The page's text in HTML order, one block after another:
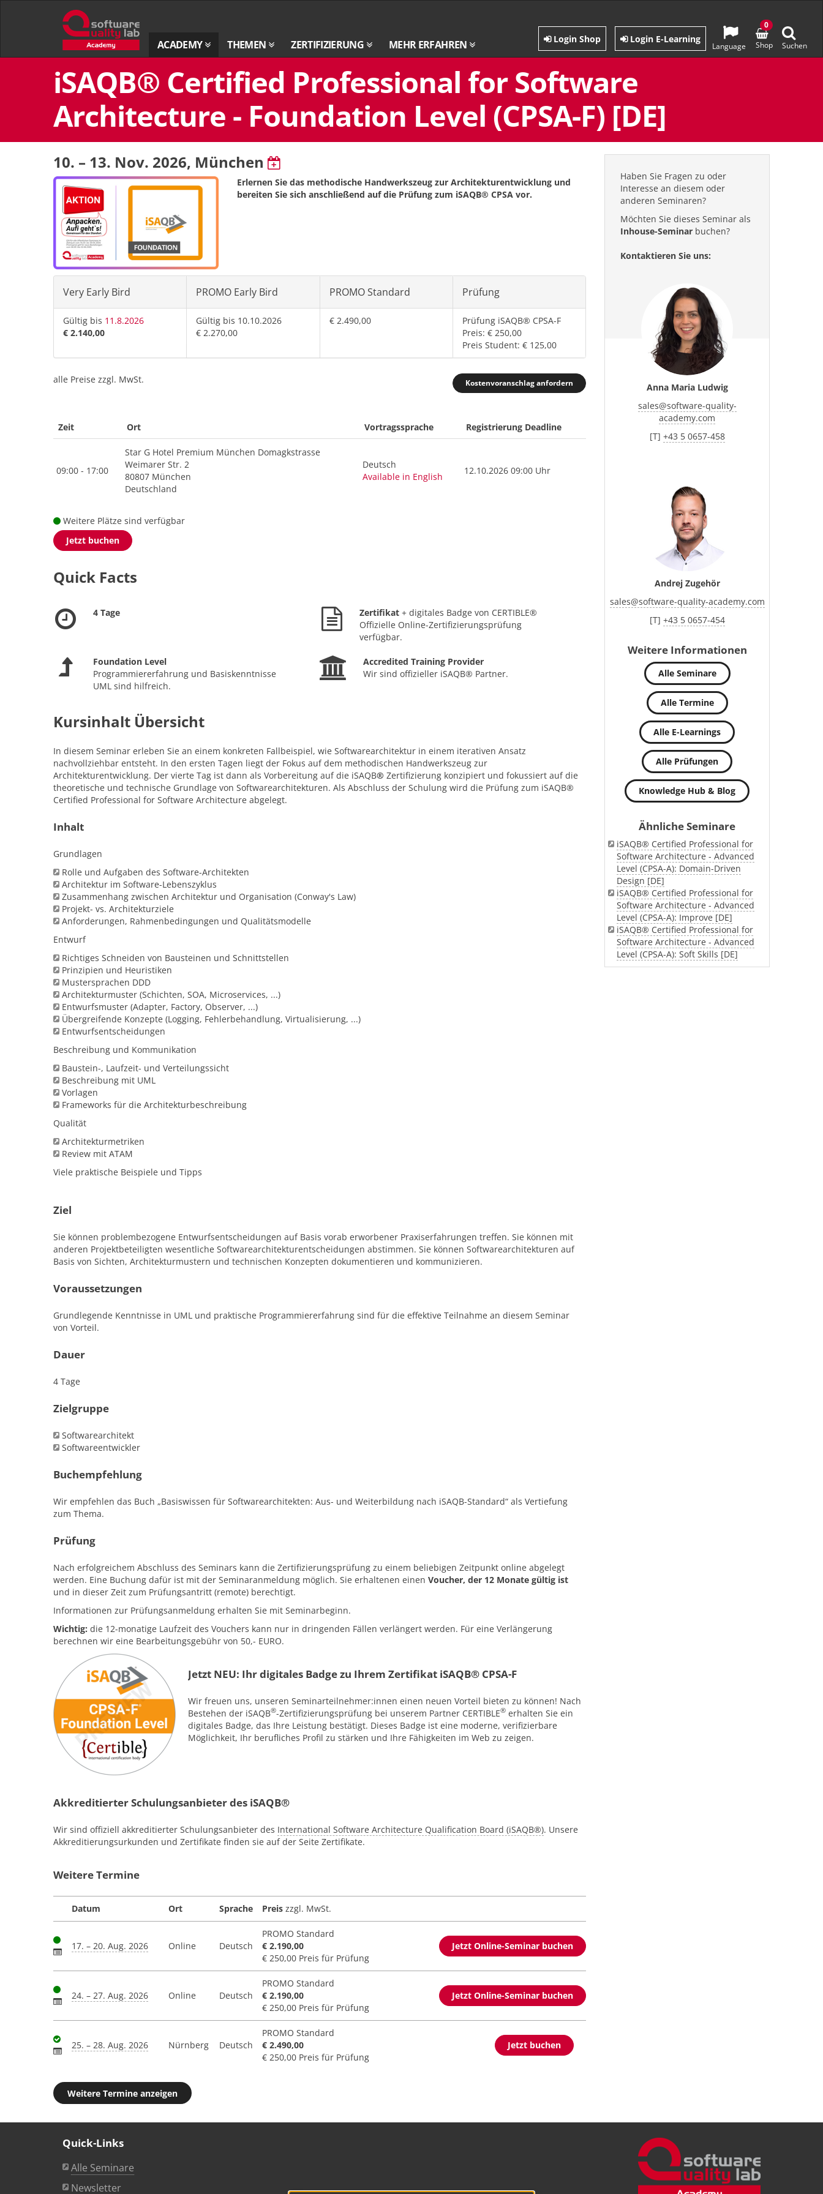
Zum
Zur
Startseite
ACADEMY THEMEN ZERTIFIZIERUNG MEHR ERFAHREN Language
Login Shop Login E-Learning
Shop
0
Suchen
iSAQB® Certified Professional for Software
Architecture - Foundation Level (CPSA-F) [DE]
10. – 13. Nov. 2026, München
Erlernen Sie das methodische Handwerkszeug zur Architekturentwicklung und
bereiten Sie sich anschließend auf die Prüfung zum iSAQB® CPSA vor.
Very Early Bird
Gültig bis 11.8.2026
€ 2.140,00
PROMO Early Bird
Gültig bis 10.10.2026
€ 2.270,00
PROMO Standard
€ 2.490,00
Prüfung
Prüfung iSAQB® CPSA-F
Preis: € 250,00
Preis Student: € 125,00
Kostenvoranschlag anfordern
alle Preise zzgl. MwSt.
Zeit Ort Vortragssprache Registrierung Deadline
09:00 - 17:00
Star G Hotel Premium München Domagkstrasse
Weimarer Str. 2
80807 München
Deutschland
Deutsch
Available in English
12.10.2026 09:00 Uhr
Weitere Plätze sind verfügbar
Jetzt buchen
Quick Facts
4 Tage Zertifikat + digitales Badge von CERTIBLE®
Offizielle Online-Zertifizierungsprüfung
verfügbar.
Foundation Level
Programmiererfahrung und Basiskenntnisse
UML sind hilfreich.
Accredited Training Provider
Wir sind offizieller iSAQB® Partner.
Kursinhalt Übersicht
In diesem Seminar erleben Sie an einem konkreten Fallbeispiel, wie Softwarearchitektur in einem iterativen Ansatz
nachvollziehbar entsteht. In den ersten Tagen liegt der Fokus auf dem methodischen Handwerkszeug zur
Architekturentwicklung. Der vierte Tag ist dann als Vorbereitung auf die iSAQB® Zertifizierung konzipiert und fokussiert auf die
theoretische und technische Grundlage von Softwarearchitekturen. Als Abschluss der Schulung wird die Prüfung zum iSAQB®
Certified Professional for Software Architecture abgelegt.
Inhalt
Grundlagen
Rolle und Aufgaben des Software-Architekten
Architektur im Software-Lebenszyklus
Zusammenhang zwischen Architektur und Organisation (Conway's Law)
Projekt- vs. Architekturziele
Anforderungen, Rahmenbedingungen und Qualitätsmodelle
Entwurf
Richtiges Schneiden von Bausteinen und Schnittstellen
Prinzipien und Heuristiken
Mustersprachen DDD
Architekturmuster (Schichten, SOA, Microservices, ...)
Entwurfsmuster (Adapter, Factory, Observer, ...)
Übergreifende Konzepte (Logging, Fehlerbehandlung, Virtualisierung, ...)
Entwurfsentscheidungen
Beschreibung und Kommunikation
Baustein-, Laufzeit- und Verteilungssicht
Beschreibung mit UML
Vorlagen
Frameworks für die Architekturbeschreibung
Qualität
Architekturmetriken
Review mit ATAM
Viele praktische Beispiele und Tipps
Ziel
Sie können problembezogene Entwurfsentscheidungen auf Basis vorab erworbener Praxiserfahrungen treffen. Sie können mit
anderen Projektbeteiligten wesentliche Softwarearchitekturentscheidungen abstimmen. Sie können Softwarearchitekturen auf
Basis von Sichten, Architekturmustern und technischen Konzepten dokumentieren und kommunizieren.
Voraussetzungen
Grundlegende Kenntnisse in UML und praktische Programmiererfahrung sind für die effektive Teilnahme an diesem Seminar
von Vorteil.
Dauer
4 Tage
Zielgruppe
Softwarearchitekt
Softwareentwickler
Buchempfehlung
Wir empfehlen das Buch „Basiswissen für Softwarearchitekten: Aus- und Weiterbildung nach iSAQB-Standard“ als Vertiefung
zum Thema.
Prüfung
Nach erfolgreichem Abschluss des Seminars kann die Zertifizierungsprüfung zu einem beliebigen Zeitpunkt online abgelegt
werden. Eine Buchung dafür ist mit der Seminaranmeldung möglich. Sie erhaltenen einen Voucher, der 12 Monate gültig ist
und in dieser Zeit zum Prüfungsantritt (remote) berechtigt.
Informationen zur Prüfungsanmeldung erhalten Sie mit Seminarbeginn.
Wichtig: die 12-monatige Laufzeit des Vouchers kann nur in dringenden Fällen verlängert werden. Für eine Verlängerung
berechnen wir eine Bearbeitungsgebühr von 50,- EURO.
Jetzt NEU: Ihr digitales Badge zu Ihrem Zertifikat iSAQB® CPSA-F
Wir freuen uns, unseren Seminarteilnehmer:innen einen neuen Vorteil bieten zu können! Nach
Bestehen der iSAQB®-Zertifizierungsprüfung bei unserem Partner CERTIBLE® erhalten Sie ein
digitales Badge, das Ihre Leistung bestätigt. Dieses Badge ist eine moderne, verifizierbare
Möglichkeit, Ihr berufliches Profil zu stärken und Ihre Fähigkeiten im Web zu zeigen.
Akkreditierter Schulungsanbieter des iSAQB®
Wir sind offiziell akkreditierter Schulungsanbieter des International Software Architecture Qualification Board (iSAQB®). Unsere
Akkreditierungsurkunden und Zertifikate finden sie auf der Seite Zertifikate.
Weitere Termine
Datum Ort Sprache Preis zzgl. MwSt.
17. – 20. Aug. 2026 Online Deutsch
PROMO Standard
€ 2.190,00
€ 250,00 Preis für Prüfung
Jetzt Online-Seminar buchen
24. – 27. Aug. 2026 Online Deutsch
PROMO Standard
€ 2.190,00
€ 250,00 Preis für Prüfung
Jetzt Online-Seminar buchen
25. – 28. Aug. 2026 Nürnberg Deutsch
PROMO Standard
€ 2.490,00
€ 250,00 Preis für Prüfung
Jetzt buchen
Weitere Termine anzeigen
Haben Sie Fragen zu oder
Interesse an diesem oder
anderen Seminaren?
Möchten Sie dieses Seminar als
Inhouse-Seminar buchen?
Kontaktieren Sie uns:
Anna Maria Ludwig
sales@software-quality-
academy.com
[T] +43 5 0657-458
Andrej Zugehör
sales@software-quality-academy.com
[T] +43 5 0657-454
Weitere Informationen
Alle Seminare
Alle Termine
Alle E-Learnings
Alle Prüfungen
Knowledge Hub & Blog
Ähnliche Seminare
iSAQB® Certified Professional for
Software Architecture - Advanced
Level (CPSA-A): Domain-Driven
Design [DE]
iSAQB® Certified Professional for
Software Architecture - Advanced
Level (CPSA-A): Improve [DE]
iSAQB® Certified Professional for
Software Architecture - Advanced
Level (CPSA-A): Soft Skills [DE]
Quick-Links
Alle Seminare
Newsletter